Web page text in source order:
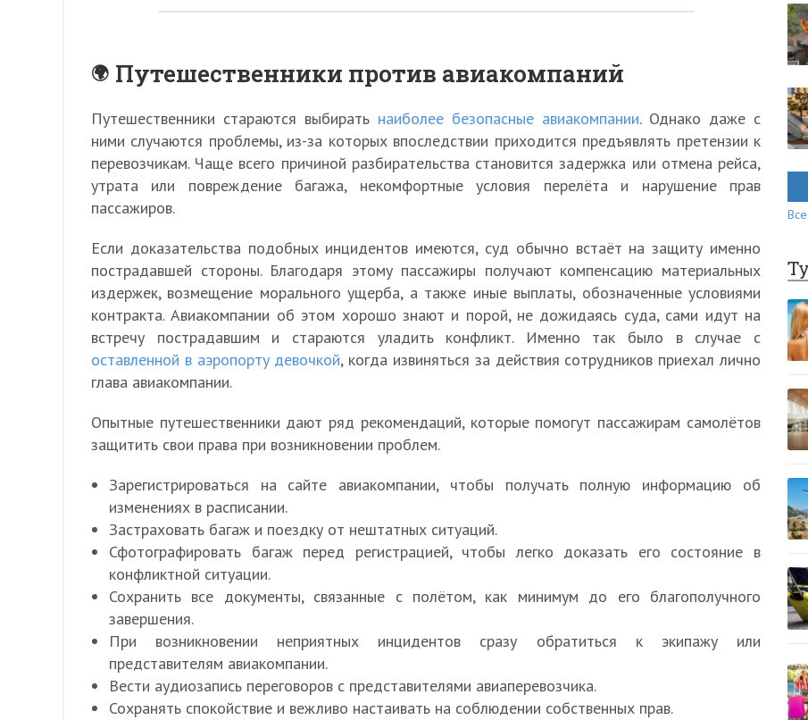
Путешественники против авиакомпаний
Путешественники стараются выбирать наиболее безопасные авиакомпании. Однако даже с
ними случаются проблемы, из-за которых впоследствии приходится предъявлять претензии к
перевозчикам. Чаще всего причиной разбирательства становится задержка или отмена рейса,
утрата или повреждение багажа, некомфортные условия перелёта и нарушение прав
пассажиров.
Если доказательства подобных инцидентов имеются, суд обычно встаёт на защиту именно
пострадавшей стороны. Благодаря этому пассажиры получают компенсацию материальных
издержек, возмещение морального ущерба, а также иные выплаты, обозначенные условиями
контракта. Авиакомпании об этом хорошо знают и порой, не дожидаясь суда, сами идут на
встречу пострадавшим и стараются уладить конфликт. Именно так было в случае с
оставленной в аэропорту девочкой, когда извиняться за действия сотрудников приехал лично
глава авиакомпании.
Опытные путешественники дают ряд рекомендаций, которые помогут пассажирам самолётов
защитить свои права при возникновении проблем.
Зарегистрироваться на сайте авиакомпании, чтобы получать полную информацию об
изменениях в расписании.
Застраховать багаж и поездку от нештатных ситуаций.
Сфотографировать багаж перед регистрацией, чтобы легко доказать его состояние в
конфликтной ситуации.
Сохранить все документы, связанные с полётом, как минимум до его благополучного
завершения.
При возникновении неприятных инцидентов сразу обратиться к экипажу или
представителям авиакомпании.
Вести аудиозапись переговоров с представителями авиаперевозчика.
Сохранять спокойствие и вежливо настаивать на соблюдении собственных прав.